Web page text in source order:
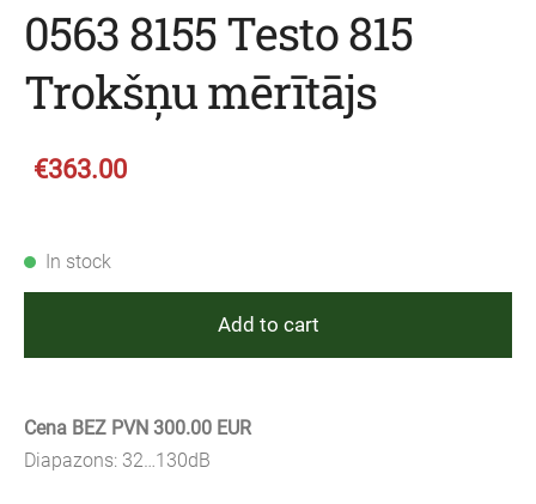
0563 8155 Testo 815
Trokšņu mērītājs
€363.00
In stock
Add to cart
Cena BEZ PVN 300.00 EUR
Diapazons: 32…130dB